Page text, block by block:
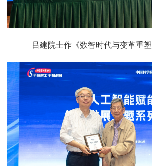
吕建院士作《数智时代与变革重